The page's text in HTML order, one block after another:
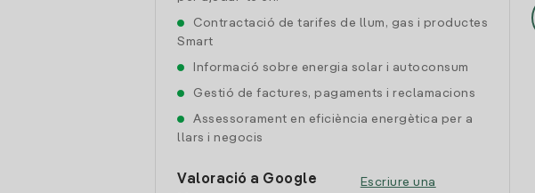
Contractació de tarifes de llum, gas i productes
Smart
Informació sobre energia solar i autoconsum
Gestió de factures, pagaments i reclamacions
Assessorament en eficiència energètica per a
llars i negocis
Valoració a Google
Escriure una